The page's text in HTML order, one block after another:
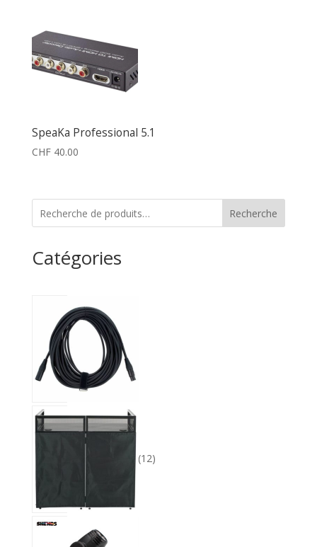
SpeaKa Professional 5.1
CHF40.00
Recherche
Catégories
Cables 1
Equipement 12